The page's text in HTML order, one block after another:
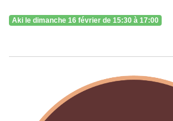
Aki le dimanche 16 février de 15:30 à 17:00